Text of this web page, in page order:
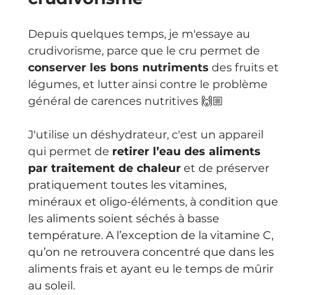
Depuis quelques temps, je m'essaye au
crudivorisme, parce que le cru permet de
conserver les bons nutriments des fruits et
légumes, et lutter ainsi contre le problème
général de carences nutritives 🙌🏼
J'utilise un déshydrateur, c'est un appareil
qui permet de retirer l’eau des aliments
par traitement de chaleur et de préserver
pratiquement toutes les vitamines,
minéraux et oligo-éléments, à condition que
les aliments soient séchés à basse
température. A l’exception de la vitamine C,
qu’on ne retrouvera concentré que dans les
aliments frais et ayant eu le temps de mûrir
au soleil.